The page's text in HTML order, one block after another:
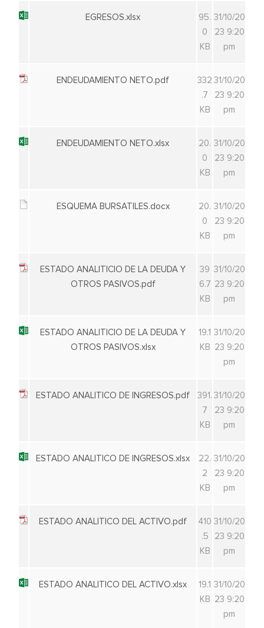
EGRESOS.xlsx
95.
0
KB
31/10/20
23 9:20
pm
ENDEUDAMIENTO NETO.pdf
332
.7
KB
31/10/20
23 9:20
pm
ENDEUDAMIENTO NETO.xlsx
20.
0
KB
31/10/20
23 9:20
pm
ESQUEMA BURSATILES.docx
20.
0
KB
31/10/20
23 9:20
pm
ESTADO ANALITICIO DE LA DEUDA Y
OTROS PASIVOS.pdf
39
6.7
KB
31/10/20
23 9:20
pm
ESTADO ANALITICIO DE LA DEUDA Y
OTROS PASIVOS.xlsx
19.1
KB
31/10/20
23 9:20
pm
ESTADO ANALITICO DE INGRESOS.pdf
391.
7
KB
31/10/20
23 9:20
pm
ESTADO ANALITICO DE INGRESOS.xlsx
22.
2
KB
31/10/20
23 9:20
pm
ESTADO ANALITICO DEL ACTIVO.pdf
410
.5
KB
31/10/20
23 9:20
pm
ESTADO ANALITICO DEL ACTIVO.xlsx
19.1
KB
31/10/20
23 9:20
pm